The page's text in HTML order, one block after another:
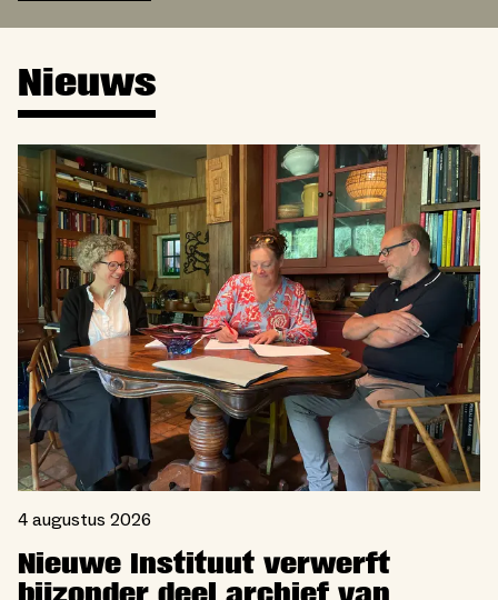
Nieuws
4 augustus 2026
Nieuwe Instituut verwerft